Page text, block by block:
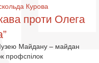
Курова
проти Олега
Майдану – майдан
профспілок